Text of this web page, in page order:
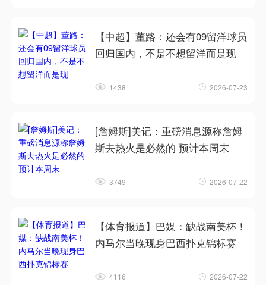
【中超】董路：还会有09留洋球员
回归国内，不是不想留洋而是现
1438 2026-07-23
[詹姆斯]美记：重磅消息源称詹姆
斯去热火是必然的 预计本周末
3749 2026-07-22
【体育报道】巴媒：缺战南美杯！
内马尔当晚现身巴西扑克锦标赛
4116 2026-07-22